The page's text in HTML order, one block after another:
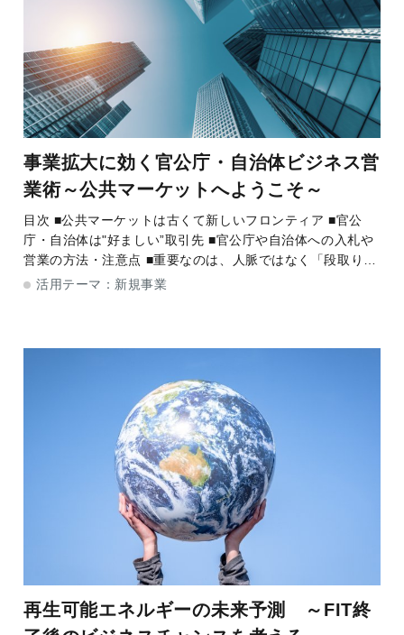
事業拡大に効く官公庁・自治体ビジネス営
業術～公共マーケットへようこそ～
目次 ■公共マーケットは古くて新しいフロンティア ■官公
庁・自治体は"好ましい”取引先 ■官公庁や自治体への入札や
営業の方法・注意点 ■重要なのは、人脈ではなく「段取り」
■官公庁・自治体は可能性のある市場&nbsp; 公共マーケット
活用テーマ： 新規事業
再生可能エネルギーの未来予測 ～FIT終